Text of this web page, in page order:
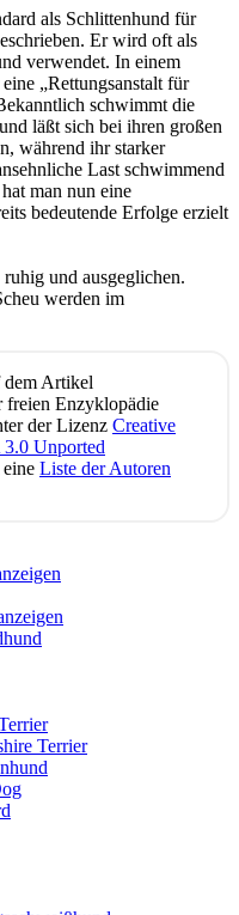
als Schlittenhund für
Er wird oft als
verwendet. In einem
„Rettungsanstalt für
schwimmt die
läßt sich bei ihren großen
während ihr starker
Last schwimmend
man nun eine
bedeutende Erfolge erzielt
und ausgeglichen.
werden im
dem Artikel
freien Enzyklopädie
der Lizenz Creative
Unported
Liste der Autoren
Terrier